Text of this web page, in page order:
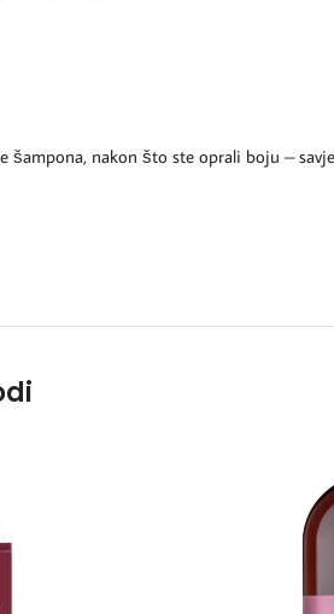
šampona, nakon što ste oprali boju –